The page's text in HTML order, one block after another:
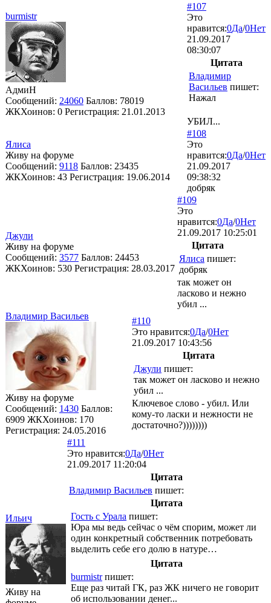
burmistr
АдмиН
Сообщений: 24060 Баллов: 78019
ЖКХоинов: 0 Регистрация: 21.01.2013
#107
Это
нравится:0Да/0Нет
21.09.2017
08:30:07
Цитата
Владимир
Васильев пишет:
Нажал
УБИЛ...
Ялиса
Живу на форуме
Сообщений: 9118 Баллов: 23435
ЖКХоинов: 43 Регистрация: 19.06.2014
#108
Это
нравится:0Да/0Нет
21.09.2017
09:38:32
добряк
Джули
Живу на форуме
Сообщений: 3577 Баллов: 24453
ЖКХоинов: 530 Регистрация: 28.03.2017
#109
Это
нравится:0Да/0Нет
21.09.2017 10:25:01
Цитата
Ялиса пишет:
добряк
так может он
ласково и нежно
убил ...
Владимир Васильев
Живу на форуме
Сообщений: 1430 Баллов:
6909 ЖКХоинов: 170
Регистрация: 24.05.2016
#110
Это нравится:0Да/0Нет
21.09.2017 10:43:56
Цитата
Джули пишет:
так может он ласково и нежно
убил ...
Ключевое слово - убил. Или
кому-то ласки и нежности не
достаточно?))))))))
Ильич
Живу на
#111
Это нравится:0Да/0Нет
21.09.2017 11:20:04
Цитата
Владимир Васильев пишет:
Цитата
Гость с Урала пишет:
Юра мы ведь сейчас о чём спорим, может ли
один конкретный собственник потребовать
выделить себе его долю в натуре…
Цитата
burmistrпишет:
Еще раз читай ГК, раз ЖК ничего не говорит
об использовании денег...